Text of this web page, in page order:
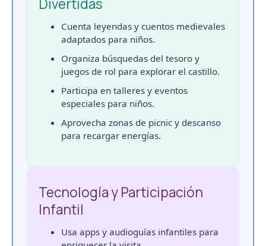
Divertidas
Cuenta leyendas y cuentos medievales
adaptados para niños.
Organiza búsquedas del tesoro y
juegos de rol para explorar el castillo.
Participa en talleres y eventos
especiales para niños.
Aprovecha zonas de picnic y descanso
para recargar energías.
Tecnología y Participación
Infantil
Usa apps y audioguías infantiles para